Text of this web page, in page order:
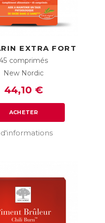
EXTRA FORT
comprimés
New Nordic
44,10 €
ACHETER
d'informations